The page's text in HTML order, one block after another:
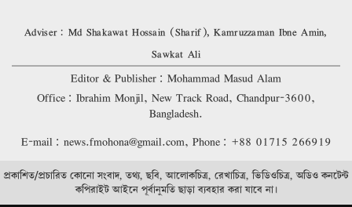
Adviser: Md Shakawat Hossain (Sharif), Kamruzzaman Ibne Amin,
Sawkat Ali
Editor & Publisher: Mohammad Masud Alam
Office: Ibrahim Monjil, New Track Road, Chandpur-3600,
Bangladesh.
E-mail: news.fmohona@gmail.com, Phone: +88 01715 266919
প্রকাশিত/প্রচারিত কোনো সংবাদ, তথ্য, ছবি, আলোকচিত্র, রেখাচিত্র, ভিডিওচিত্র, অডিও কনটেন্ট
কপিরাইট আইনে পূর্বানুমতি ছাড়া ব্যবহার করা যাবে না।